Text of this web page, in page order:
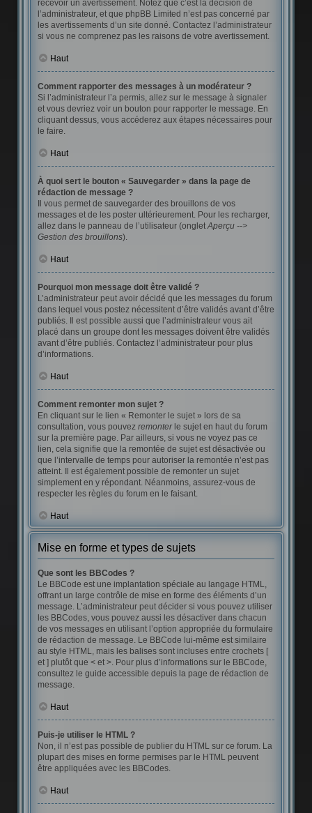
recevoir un avertissement. Notez que c’est la décision de
l’administrateur, et que phpBB Limited n’est pas concerné par
les avertissements d’un site donné. Contactez l’administrateur
si vous ne comprenez pas les raisons de votre avertissement.
Haut
Comment rapporter des messages à un modérateur ?
Si l’administrateur l’a permis, allez sur le message à signaler
et vous devriez voir un bouton pour rapporter le message. En
cliquant dessus, vous accéderez aux étapes nécessaires pour
le faire.
Haut
À quoi sert le bouton « Sauvegarder » dans la page de
rédaction de message ?
Il vous permet de sauvegarder des brouillons de vos
messages et de les poster ultérieurement. Pour les recharger,
allez dans le panneau de l’utilisateur (ongletAperçu -->
Gestion des brouillons).
Haut
Pourquoi mon message doit être validé ?
L’administrateur peut avoir décidé que les messages du forum
dans lequel vous postez nécessitent d’être validés avant d’être
publiés. Il est possible aussi que l’administrateur vous ait
placé dans un groupe dont les messages doivent être validés
avant d’être publiés. Contactez l’administrateur pour plus
d’informations.
Haut
Comment remonter mon sujet ?
En cliquant sur le lien « Remonter le sujet » lors de sa
consultation, vous pouvez remonterle sujet en haut du forum
sur la première page. Par ailleurs, si vous ne voyez pas ce
lien, cela signifie que la remontée de sujet est désactivée ou
que l’intervalle de temps pour autoriser la remontée n’est pas
atteint. Il est également possible de remonter un sujet
simplement en y répondant. Néanmoins, assurez-vous de
respecter les règles du forum en le faisant.
Haut
Mise en forme et types de sujets
Que sont les BBCodes ?
Le BBCode est une implantation spéciale au langage HTML,
offrant un large contrôle de mise en forme des éléments d’un
message. L’administrateur peut décider si vous pouvez utiliser
les BBCodes, vous pouvez aussi les désactiver dans chacun
de vos messages en utilisant l’option appropriée du formulaire
de rédaction de message. Le BBCode lui-même est similaire
au style HTML, mais les balises sont incluses entre crochets [
et ] plutôt que < et >. Pour plus d’informations sur le BBCode,
consultez le guide accessible depuis la page de rédaction de
message.
Haut
Puis-je utiliser le HTML ?
Non, il n’est pas possible de publier du HTML sur ce forum. La
plupart des mises en forme permises par le HTML peuvent
être appliquées avec les BBCodes.
Haut